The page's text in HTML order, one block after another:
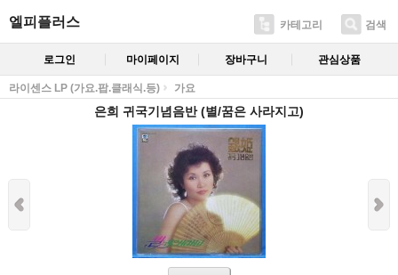
엘피플러스 카테고리 검색
로그인 마이페이지 장바구니 관심상품
라이센스 LP (가요.팝.클래식.등) 가요
은희 귀국기념음반 (별/꿈은 사라지고)